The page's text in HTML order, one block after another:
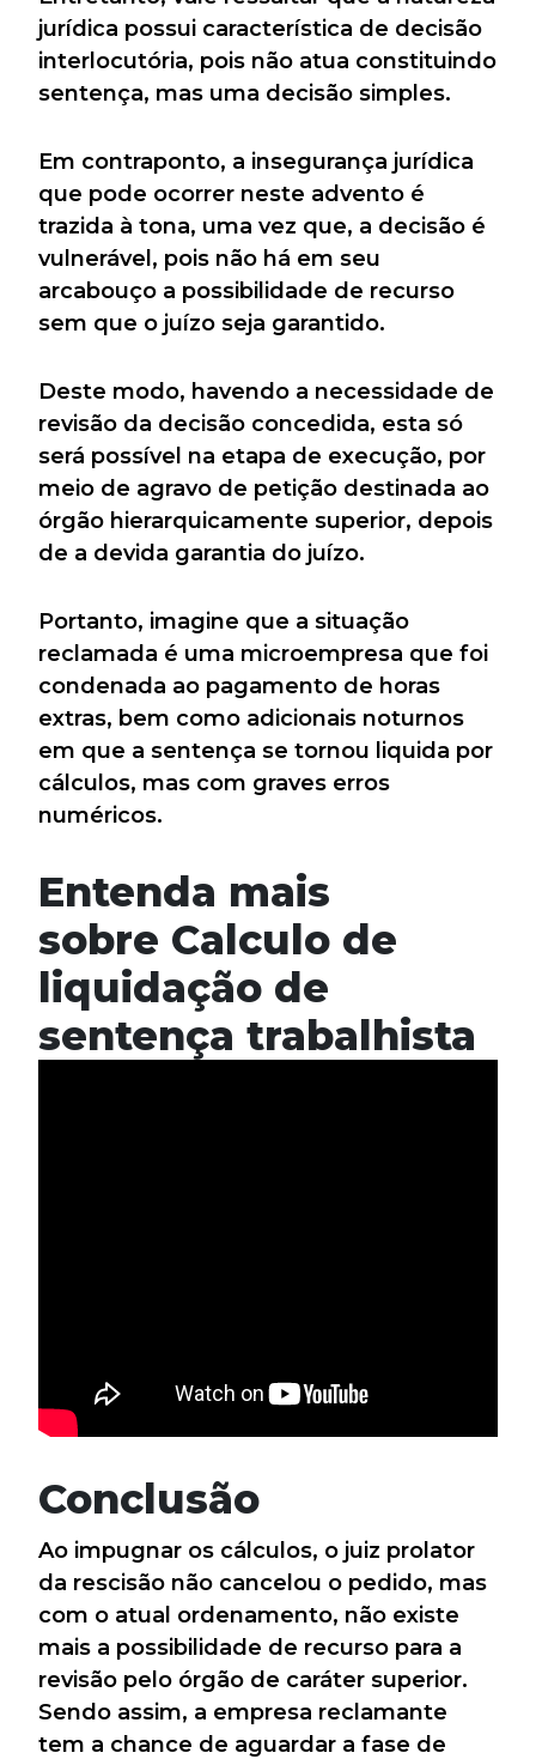
jurídica possui característica de decisão
interlocutória, pois não atua constituindo
sentença, mas uma decisão simples.
Em contraponto, a insegurança jurídica
que pode ocorrer neste advento é
trazida à tona, uma vez que, a decisão é
vulnerável, pois não há em seu
arcabouço a possibilidade de recurso
sem que o juízo seja garantido.
Deste modo, havendo a necessidade de
revisão da decisão concedida, esta só
será possível na etapa de execução, por
meio de agravo de petição destinada ao
órgão hierarquicamente superior, depois
de a devida garantia do juízo.
Portanto, imagine que a situação
reclamada é uma microempresa que foi
condenada ao pagamento de horas
extras, bem como adicionais noturnos
em que a sentença se tornou liquida por
cálculos, mas com graves erros
numéricos.
Entenda mais
sobre Calculo de
liquidação de
sentença trabalhista
Conclusão
Ao impugnar os cálculos, o juiz prolator
da rescisão não cancelou o pedido, mas
com o atual ordenamento, não existe
mais a possibilidade de recurso para a
revisão pelo órgão de caráter superior.
Sendo assim, a empresa reclamante
tem a chance de aguardar a fase de